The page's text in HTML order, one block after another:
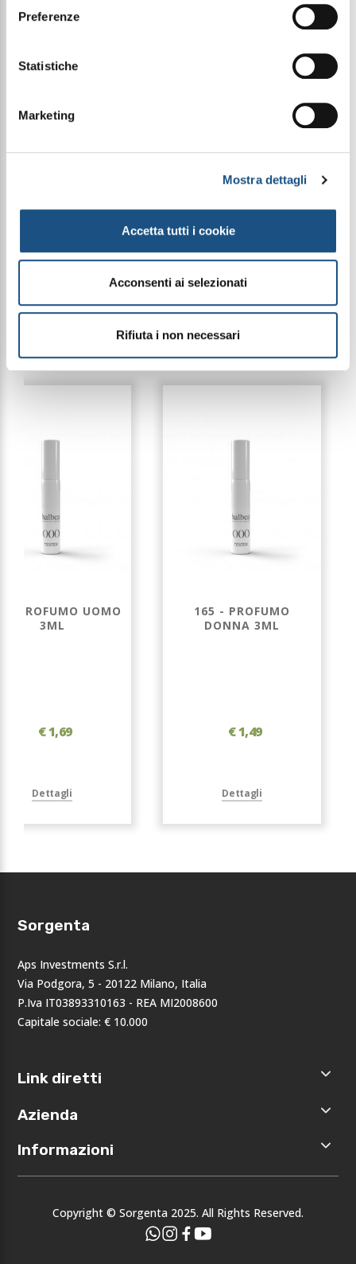
Preferenze
Statistiche
Marketing
Mostra dettagli
Accetta tutti i cookie
Acconsenti ai selezionati
Rifiuta i non necessari
Elixir.
Realizzata con un design raffinato, è ideale per
3ml.
La scatola viene fornita vuota, senza profumi
facilmente montata al momento dell’utilizzo.
Sorgenta.
Dimensioni: 9,5 x 9 x 1 cm
Le immagini dei prodotti sono puramente
indicative e possono variare a seconda della
disponibilità del packaging
PRODOTTI CORRELATI
- PROFUMO UOMO
3ML
€ 1,69
Dettagli
165 - PROFUMO
DONNA 3ML
€ 1,49
Dettagli
Sorgenta
Aps Investments S.r.l.
Via Podgora, 5 - 20122 Milano, Italia
P.Iva IT03893310163 - REA MI2008600
Capitale sociale: € 10.000
Link diretti
Home
Accedi
Registrati
Azienda
Chi siamo
I nostri
Eventi
Informazioni
Privacy
CondizioniCopyright © Sorgenta 2025. All Rights Reserved.